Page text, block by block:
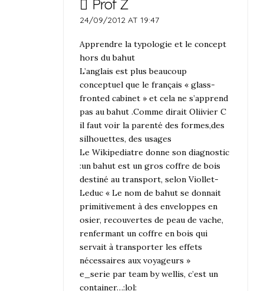
Prof Z
24/09/2012 AT 19:47
Apprendre la typologie et le concept
hors du bahut
L’anglais est plus beaucoup
conceptuel que le français « glass-
fronted cabinet » et cela ne s’apprend
pas au bahut .Comme dirait Oliivier C
il faut voir la parenté des formes,des
silhouettes, des usages
Le Wikipediatre donne son diagnostic
:un bahut est un gros coffre de bois
destiné au transport, selon Viollet-
Leduc « Le nom de bahut se donnait
primitivement à des enveloppes en
osier, recouvertes de peau de vache,
renfermant un coffre en bois qui
servait à transporter les effets
nécessaires aux voyageurs »
e_serie par team by wellis, c’est un
container…:lol: